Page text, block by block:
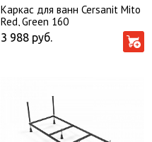
Каркас для ванн Cersanit Mito
Red, Green 160
3 988 руб.